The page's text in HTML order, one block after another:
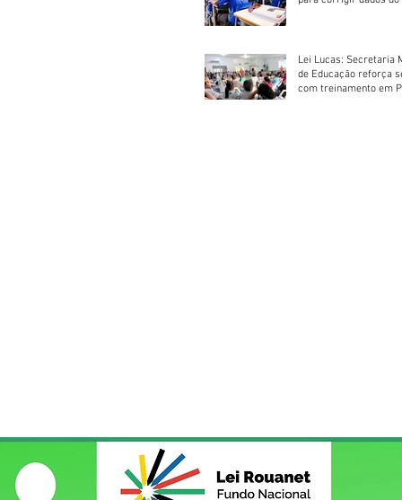
Lei Lucas: Secretaria
de Educação reforça
com treinamento em